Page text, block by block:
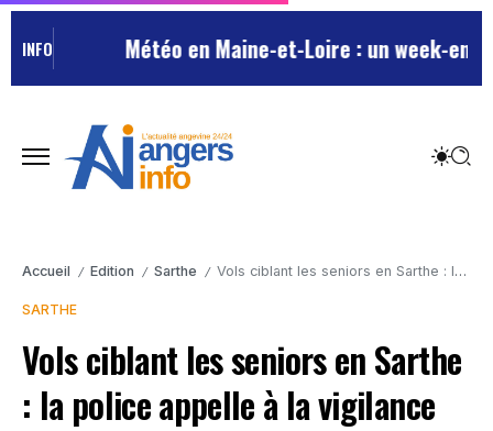
INFO Météo en Maine-et-Loire : un week-
Accueil / Edition / Sarthe / Vols ciblant les seniors en Sarthe : la police appelle à la vigilance
SARTHE
Vols ciblant les seniors en Sarthe
: la police appelle à la vigilance